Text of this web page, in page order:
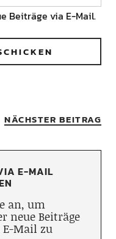
Beiträge via E-Mail.
NÄCHSTER BEITRAG
E-MAIL
an, um
neue Beiträge
Mail zu